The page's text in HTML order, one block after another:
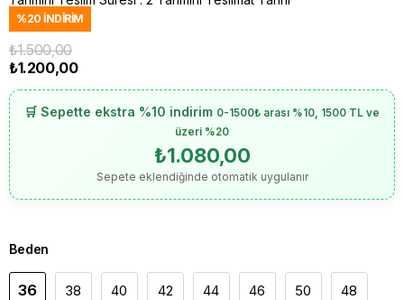
%20 İNDIRIM
₺1.500,00
₺1.200,00
🛒 Sepette ekstra %10 indirim 0-1500₺ arası %10, 1500 TL ve
üzeri %20
₺1.080,00
Sepete eklendiğinde otomatik uygulanır
Beden
36 38 40 42 44 46 50 48